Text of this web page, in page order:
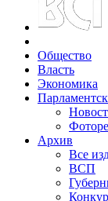
Общество
Власть
Экономика
Архив
Все
ВСП